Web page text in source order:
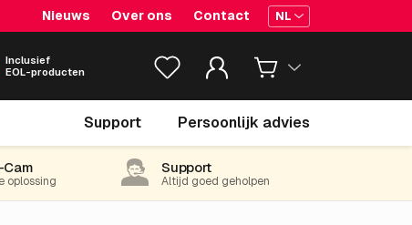
Nieuws Over ons Contact NL
Inclusief
EOL-producten
Support Persoonlijk advies
€ 2,791.10
oplossing
Support
Altijd goed geholpen